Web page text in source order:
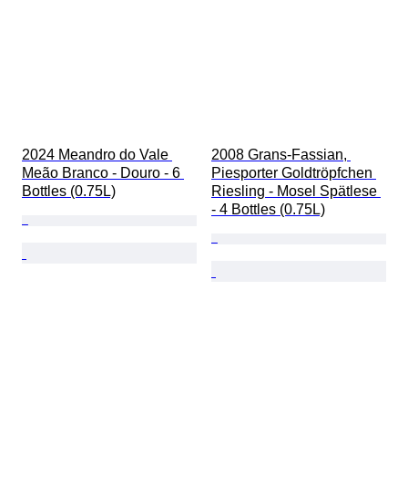
2024 Meandro do Vale
Meão Branco - Douro - 6
Bottles (0.75L)
2008 Grans-Fassian,
Piesporter Goldtröpfchen
Riesling - Mosel Spätlese
- 4 Bottles (0.75L)